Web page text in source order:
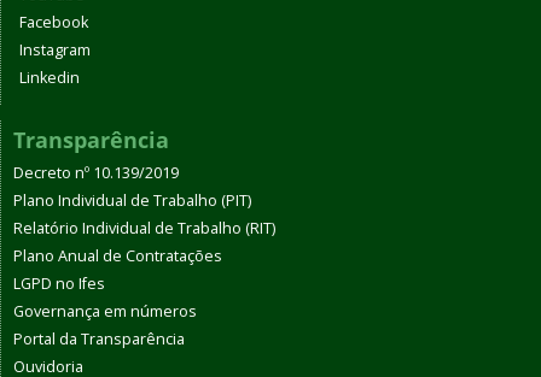
Facebook
Instagram
Linkedin
Transparência
Decreto nº 10.139/2019
Plano Individual de Trabalho (PIT)
Relatório Individual de Trabalho (RIT)
Plano Anual de Contratações
LGPD no Ifes
Governança em números
Portal da Transparência
Ouvidoria